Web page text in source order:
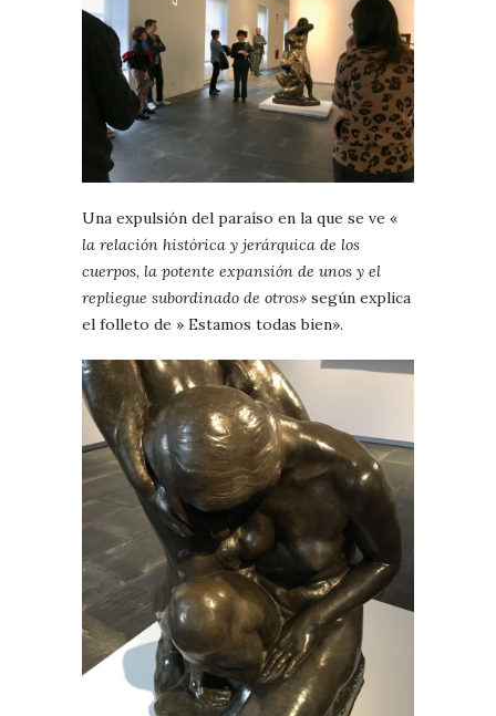
Una expulsión del paraíso en la que se ve «
la relación histórica y jerárquica de los
cuerpos, la potente expansión de unos y el
repliegue subordinado de otros» según explica
el folleto de » Estamos todas bien».